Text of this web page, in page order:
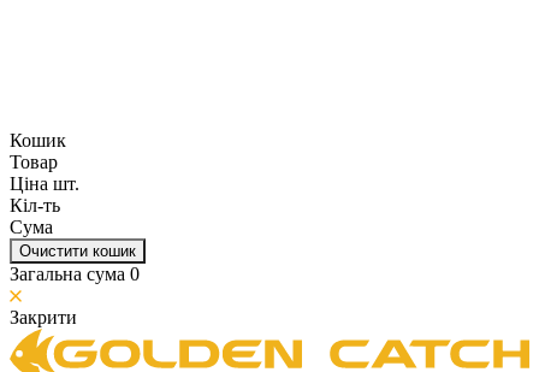
Кошик
Товар
Ціна шт.
Кіл-ть
Сума
Очистити кошик
Загальна сума 0
Закрити